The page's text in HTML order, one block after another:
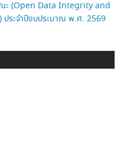
ณะ (Open Data Integrity and
ระจำปีงบประมาณ พ.ศ. 2569